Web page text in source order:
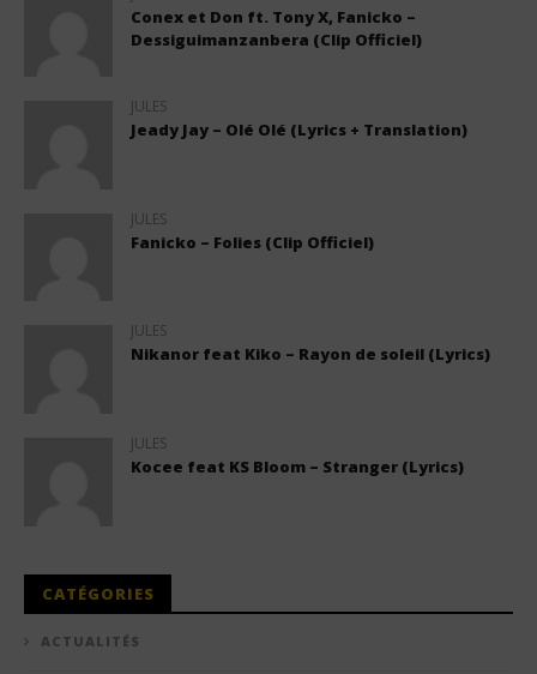
Conex et Don ft. Tony X, Fanicko –
Dessiguimanzanbera (Clip Officiel)
JULES
Jeady Jay – Olé Olé (Lyrics + Translation)
JULES
Fanicko – Folies (Clip Officiel)
JULES
Nikanor feat Kiko – Rayon de soleil (Lyrics)
JULES
Kocee feat KS Bloom – Stranger (Lyrics)
CATÉGORIES
ACTUALITÉS